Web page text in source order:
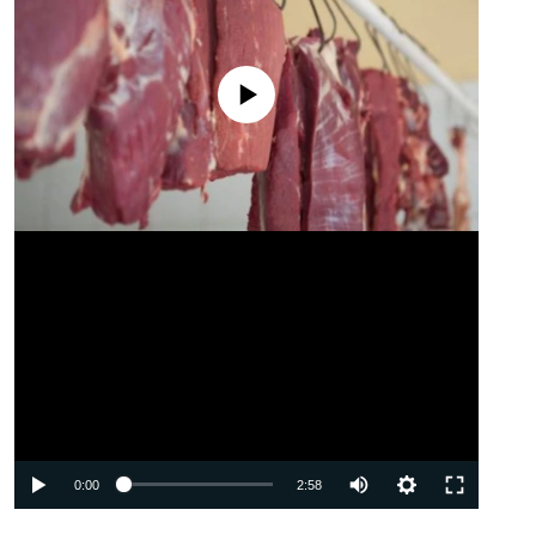
No media source currently available
0:00 2:58